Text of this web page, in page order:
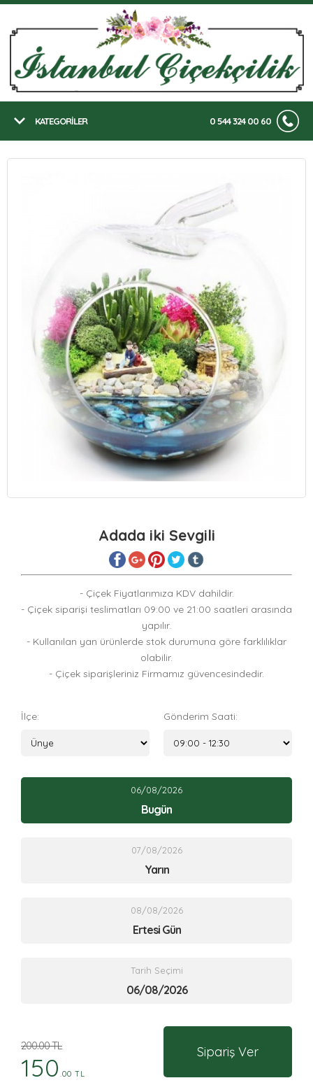
KATEGORİLER 0 544 324 00 60
Adada iki Sevgili
- Çiçek Fiyatlarımıza KDV dahildir.
- Çiçek siparişi teslimatları 09:00 ve 21:00 saatleri arasında
yapılır.
- Kullanılan yan ürünlerde stok durumuna göre farklılıklar
olabilir.
- Çiçek siparişleriniz Firmamız güvencesindedir.
İlçe: Gönderim Saati:
06/08/2026
Bugün
07/08/2026
Yarın
08/08/2026
Ertesi Gün
Tarih Seçimi
200.00 TL
150 .00 TL
Sipariş Ver